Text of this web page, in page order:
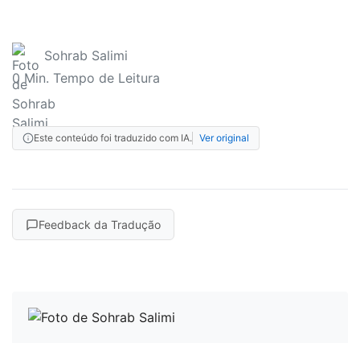
Sohrab Salimi
0Min. Tempo de Leitura
Este conteúdo foi traduzido com IA. Ver original
Feedback da Tradução